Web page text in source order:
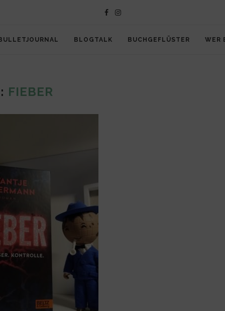
BLOGTALK BUCHGEFLÜSTER WER
FIEBER